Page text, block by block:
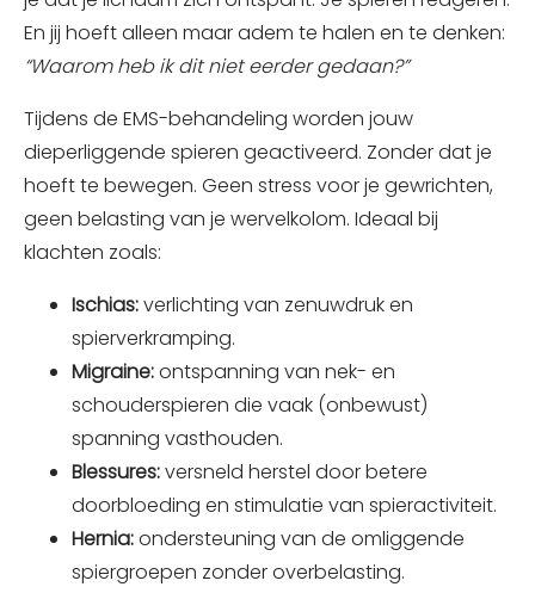
En jij hoeft alleen maar adem te halen en te denken:
“Waarom heb ik dit niet eerder gedaan?”
Tijdens de EMS-behandeling worden jouw
dieperliggende spieren geactiveerd. Zonder dat je
hoeft te bewegen. Geen stress voor je gewrichten,
geen belasting van je wervelkolom. Ideaal bij
klachten zoals:
Ischias:verlichting van zenuwdruk en
spierverkramping.
Migraine:ontspanning van nek- en
schouderspieren die vaak (onbewust)
spanning vasthouden.
Blessures:versneld herstel door betere
doorbloeding en stimulatie van spieractiviteit.
Hernia:ondersteuning van de omliggende
spiergroepen zonder overbelasting.